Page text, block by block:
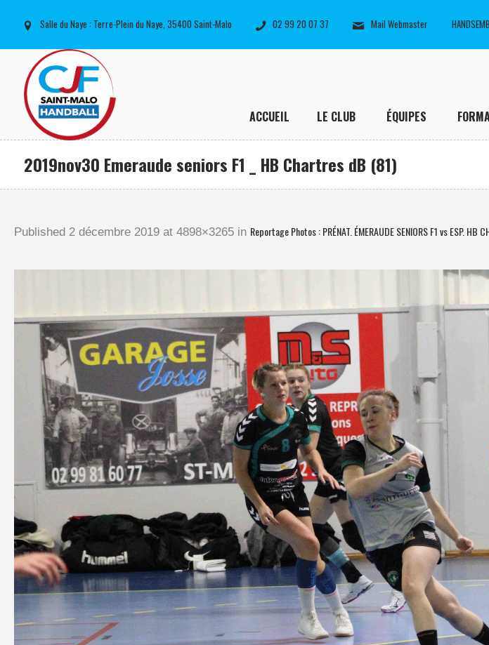
Salle du Naye : Terre-Plein du Naye, 35400 Saint-Malo 02 99 20 07 37 Mail Webmaster
ACCUEIL LE CLUB ÉQUIPES
2019nov30 Emeraude seniors F1 _ HB Chartres dB (81)
Published 2 décembre 2019 at 4898×3265 in Reportage Photos : PRÉNAT. ÉMERAUDE SENIORS F1 vs ESP.